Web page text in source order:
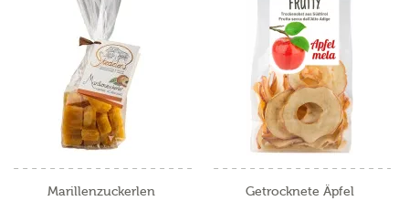
Marillenzuckerlen Getrocknete Äpfel